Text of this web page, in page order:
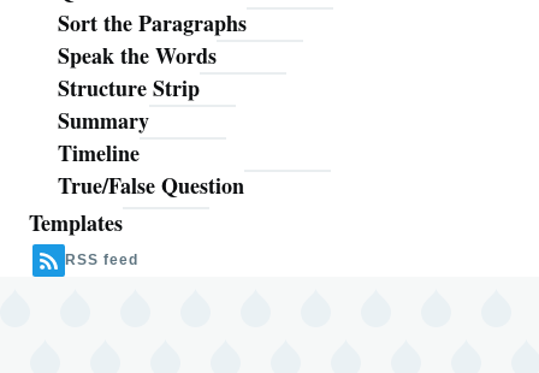
Sort the Paragraphs
Speak the Words
Structure Strip
Summary
Timeline
True/False Question
Templates
RSS feed